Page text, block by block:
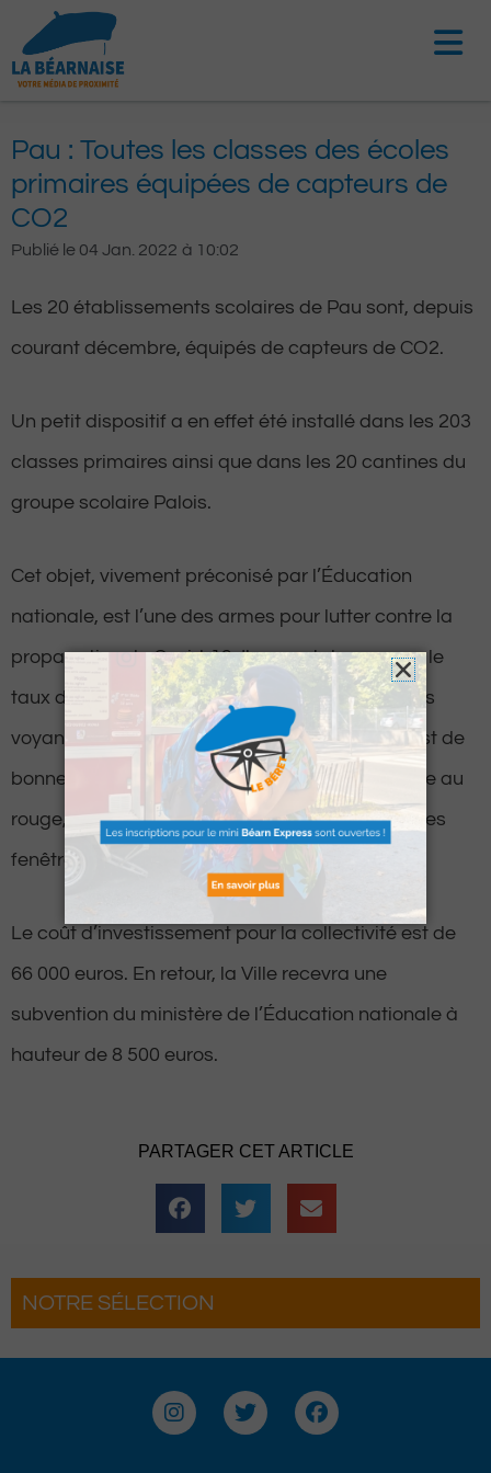
contenu
Pau : Toutes les classes des écoles
primaires équipées de capteurs de
CO2
Publié le 04 Jan. 2022 à 10:02
Les 20 établissements scolaires de Pau sont, depuis
courant décembre, équipés de capteurs de CO2.
Un petit dispositif a en effet été installé dans les 203
classes primaires ainsi que dans les 20 cantines du
groupe scolaire Palois.
Cet objet, vivement préconisé par l’Éducation
nationale, est l’une des armes pour lutter contre la
propagation du Covid-19. Il permet de mesurer le
taux d’air expiré dans une pièce. Équipé de trois
voyants de couleur, si le capteur est vert, l’air est de
bonne qualité et dès qu’il passe à l’orange, voire au
rouge, les enseignants sont avertis pour ouvrir les
fenêtres et ainsi faire circuler l’air.
Le coût d’investissement pour la collectivité est de
66 000 euros. En retour, la Ville recevra une
subvention du ministère de l’Éducation nationale à
hauteur de 8 500 euros.
PARTAGER CET ARTICLE
NOTRE SÉLECTION
Laàs : Les 3 Heures de la Brouette
déjantée
I
n
T
w
F
a